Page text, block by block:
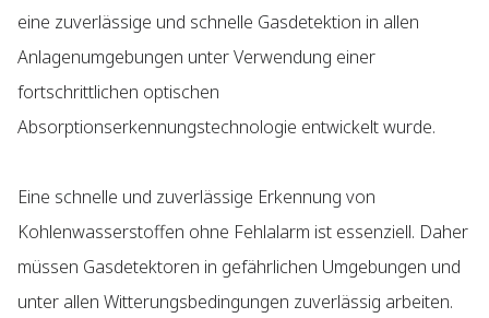
eine zuverlässige und schnelle Gasdetektion in allen
Anlagenumgebungen unter Verwendung einer
fortschrittlichen optischen
Absorptionserkennungstechnologie entwickelt wurde.
Eine schnelle und zuverlässige Erkennung von
Kohlenwasserstoffen ohne Fehlalarm ist essenziell. Daher
müssen Gasdetektoren in gefährlichen Umgebungen und
unter allen Witterungsbedingungen zuverlässig arbeiten.